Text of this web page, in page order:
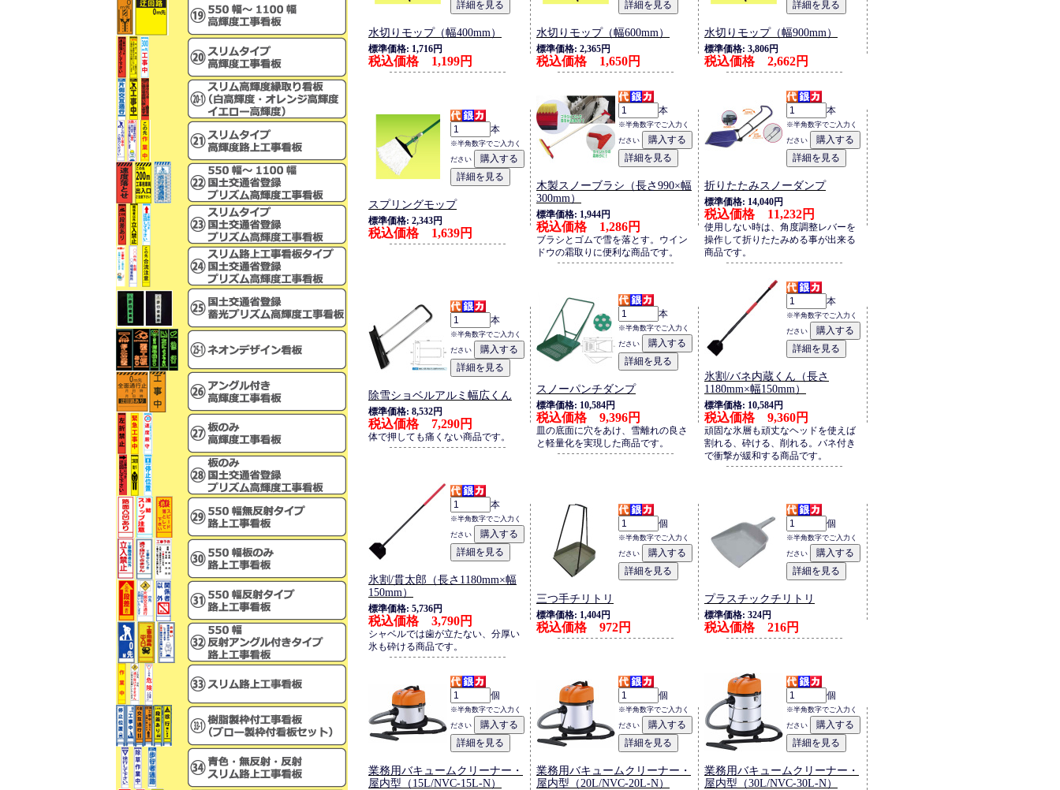
水切りモップ（幅400mm）
標準価格: 1,716円
税込価格 1,199円
水切りモップ（幅600mm）
標準価格: 2,365円
税込価格 1,650円
水切りモップ（幅900mm）
標準価格: 3,806円
税込価格 2,662円
本
※半角数字でご入力く
ださい
スプリングモップ
標準価格: 2,343円
税込価格 1,639円
本
※半角数字でご入力く
ださい
木製スノーブラシ（長さ990×幅
300mm）
標準価格: 1,944円
税込価格 1,286円
ブラシとゴムで雪を落とす。ウイン
ドウの霜取りに便利な商品です。
本
※半角数字でご入力く
ださい
折りたたみスノーダンプ
標準価格: 14,040円
税込価格 11,232円
使用しない時は、角度調整レバーを
操作して折りたたみめる事が出来る
商品です。
本
※半角数字でご入力く
ださい
除雪ショベルアルミ幅広くん
標準価格: 8,532円
税込価格 7,290円
体で押しても痛くない商品です。
本
※半角数字でご入力く
ださい
スノーパンチダンプ
標準価格: 10,584円
税込価格 9,396円
皿の底面に穴をあけ、雪離れの良さ
と軽量化を実現した商品です。
本
※半角数字でご入力く
ださい
氷割/バネ内蔵くん（長さ
1180mm×幅150mm）
標準価格: 10,584円
税込価格 9,360円
頑固な氷層も頑丈なヘッドを使えば
割れる、砕ける、削れる。バネ付き
で衝撃が緩和する商品です。
本
※半角数字でご入力く
ださい
氷割/貫太郎（長さ1180mm×幅
150mm）
標準価格: 5,736円
税込価格 3,790円
シャベルでは歯が立たない、分厚い
氷も砕ける商品です。
個
※半角数字でご入力く
ださい
三つ手チリトリ
標準価格: 1,404円
税込価格 972円
個
※半角数字でご入力く
ださい
プラスチックチリトリ
標準価格: 324円
税込価格 216円
個
※半角数字でご入力く
ださい
業務用バキュームクリーナー・
屋内型（15L/NVC-15L-N）
個
※半角数字でご入力く
ださい
業務用バキュームクリーナー・
屋内型（20L/NVC-20L-N）
個
※半角数字でご入力く
ださい
業務用バキュームクリーナー・
屋内型（30L/NVC-30L-N）